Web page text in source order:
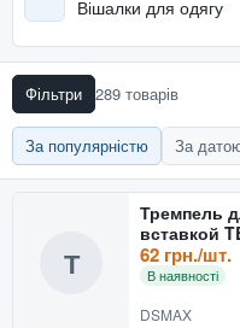
Вішалки для одягу
Фільтри 289 товарів
За популярністю За
Т
Тремпель
вставкой
62 грн./шт.
В наявності
DSMAX